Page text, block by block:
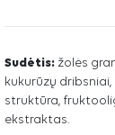
Sudėtis: žolės
kukurūzų
struktūra,
ekstraktas.